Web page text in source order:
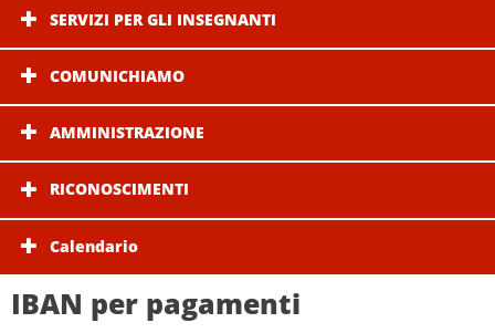
SERVIZI PER GLI INSEGNANTI
COMUNICHIAMO
AMMINISTRAZIONE
RICONOSCIMENTI
Calendario
IBAN per pagamenti